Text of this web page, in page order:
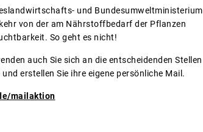
und Bundesumweltministerium
von der am Nährstoffbedarf der Pflanzen
So geht es nicht!
auch Sie sich an die entscheidenden Stellen
erstellen Sie ihre eigene persönliche Mail.
mailaktion